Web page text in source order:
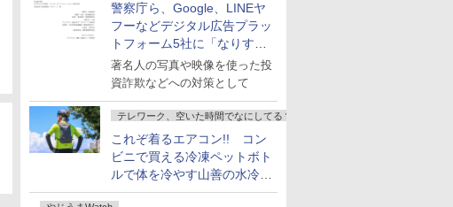
警察庁ら、Google、LINEヤ
フーなどデジタル広告プラッ
トフォーム5社に「なりすま
し詐欺広告」対策強化を要請
著名人の写真や映像を使った投
資詐欺などへの対策として
テレワーク、空いた時間でなにしてる？
これぞ着るエアコン!! コン
ビニで買える冷凍ペットボト
ルで体を冷やす山善の水冷ベ
ストがロードバイクにちょう